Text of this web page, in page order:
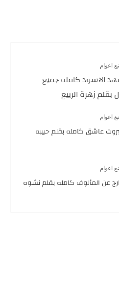
اعوام
الاسود كامله جميع
بقلم زهرة الربيع
اعوام
عاشق كامله بقلم حبيبه
اعوام
عن المألوف كامله بقلم نشوه